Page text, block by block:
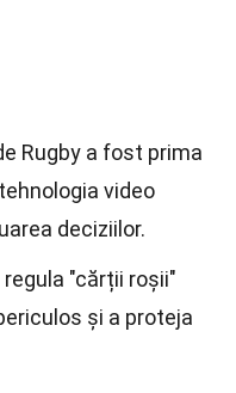
Rugby a fost prima
video
deciziilor.
"cărții roșii"
și a proteja